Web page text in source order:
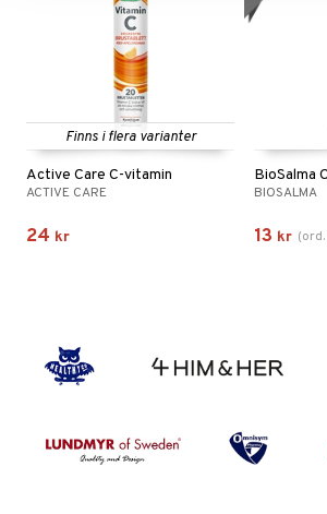
Finns i flera varianter
Active Care C-vitamin
ACTIVE CARE
24 kr
BIOSALMA
13 kr (ord.